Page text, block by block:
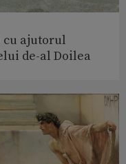
cu ajutorul
de-al Doilea